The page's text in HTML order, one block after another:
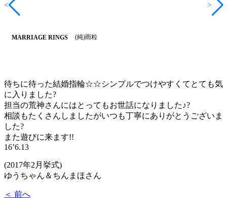
< >
MARRIAGE RINGS (純)雨粒
待ちに待った結婚指輪☆☆シンプルでつけやすくてとても気
に入りました?
担当の荒神さんにはとってもお世話になりました♪?
相談もたくさんしましたがいつも丁寧にありがとうございま
した?
また遊びに来ます!!
16’6.13
(2017年2月挙式)
ゆうちゃん＆ちんまほさん
＜ 前へ